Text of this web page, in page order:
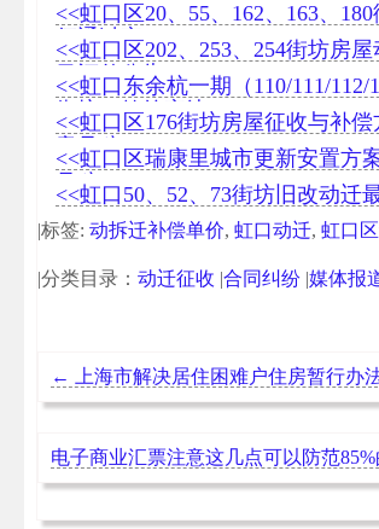
<<虹口区20、55、162、163、
征通过率97.09%
<<虹口区202、253、254街坊房
目评估公告
<<虹口东余杭一期（110/111/112/
街坊）签约率达98.69%
<<虹口区176街坊房屋征收与补
意见稿)
<<虹口区瑞康里城市更新安置方
见稿）
<<虹口50、52、73街坊旧改动迁
|标签: 动拆迁补偿单价, 虹口动迁, 虹口
|分类目录： 动迁征收 |合同纠纷 |媒体报
← 上海市解决居住困难户住房暂行办
电子商业汇票注意这几点可以防范